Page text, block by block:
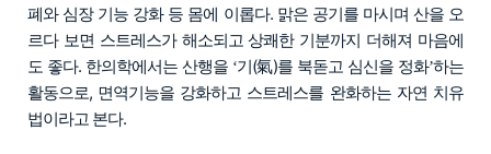
폐와 심장 기능 강화 등 몸에 이롭다. 맑은 공기를 마시며 산을 오
르다 보면 스트레스가 해소되고 상쾌한 기분까지 더해져 마음에
도 좋다. 한의학에서는 산행을 ‘기(氣)를 북돋고 심신을 정화’하는
활동으로, 면역기능을 강화하고 스트레스를 완화하는 자연 치유
법이라고 본다.